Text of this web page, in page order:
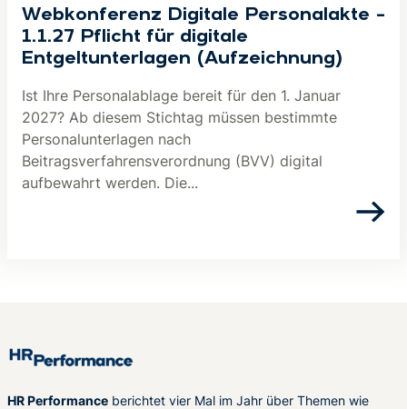
Webkonferenz Digitale Personalakte –
1.1.27 Pflicht für digitale
Entgeltunterlagen (Aufzeichnung)
Ist Ihre Personalablage bereit für den 1. Januar
2027? Ab diesem Stichtag müssen bestimmte
Personalunterlagen nach
Beitragsverfahrensverordnung (BVV) digital
aufbewahrt werden. Die...
HR Performance berichtet vier Mal im Jahr über Themen wie